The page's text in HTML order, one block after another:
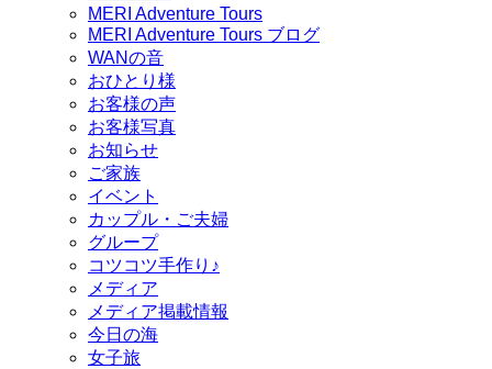
MERI Adventure Tours
MERI Adventure Tours ブログ
WANの音
おひとり様
お客様の声
お客様写真
お知らせ
ご家族
イベント
カップル・ご夫婦
グループ
コツコツ手作り♪
メディア
メディア掲載情報
今日の海
女子旅